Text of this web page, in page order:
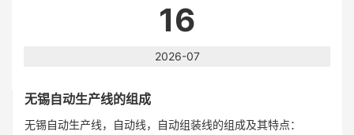
16
2026-07
无锡自动生产线的组成
无锡自动生产线，自动线，自动组装线的组成及其特点：